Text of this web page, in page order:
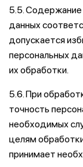
5.5.
данных
допускается
персональных
их обработки.
5.6. При
точность
необходимых
целям
принимает